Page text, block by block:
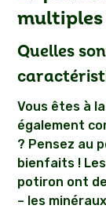
Quelles
Vous êtes à
également
? Pensez au
bienfaits !
potiron ont
– les